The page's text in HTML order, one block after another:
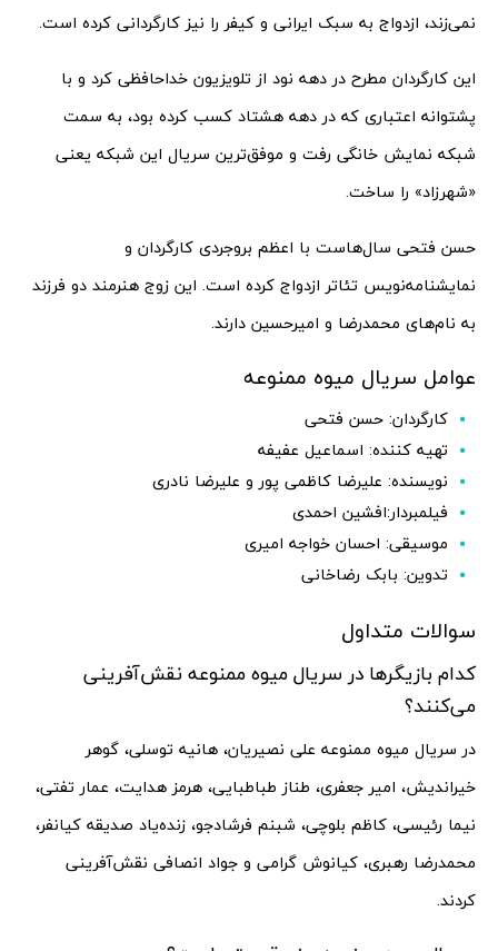
نمی‌زند، ازدواج به سبک ایرانی و کیفر را نیز کارگردانی کرده است.
این کارگردان مطرح در دهه نود از تلویزیون خداحافظی کرد و با
پشتوانه اعتباری که در دهه هشتاد کسب کرده بود، به سمت
شبکه نمایش خانگی رفت و موفق‌ترین سریال این شبکه یعنی
«شهرزاد» را ساخت.
حسن فتحی سال‌هاست با اعظم بروجردی کارگردان و
نمایشنامه‌نویس تئاتر ازدواج کرده است. این زوج هنرمند دو فرزند
به نام‌های محمدرضا و امیرحسین دارند.
عوامل سریال میوه ممنوعه
کارگردان: حسن فتحی
تهیه کننده: اسماعیل عفیفه
نویسنده: علیرضا کاظمی پور و علیرضا نادری
فیلمبردار:افشین احمدی
موسیقی: احسان خواجه امیری
تدوین: بابک رضاخانی
سوالات متداول
کدام بازیگرها در سریال میوه ممنوعه نقش‌آفرینی
می‌کنند؟
در سریال میوه ممنوعه علی نصیریان، هانیه توسلی، گوهر
خیراندیش، امیر جعفری، طناز طباطبایی، هرمز هدایت، عمار تفتی،
نیما رئیسی، کاظم بلوچی، شبنم فرشادجو، زنده‌یاد صدیقه کیانفر،
محمدرضا رهبری، کیانوش گرامی و جواد انصافی نقش‌آفرینی
کردند.